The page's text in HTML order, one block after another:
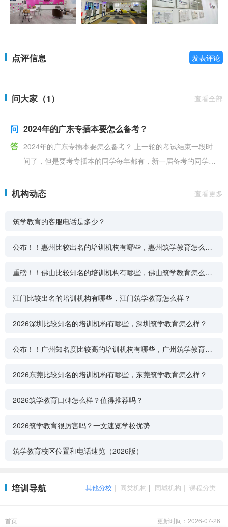
点评信息 发表评论
问大家（1） 查看全部
问 2024年的广东专插本要怎么备考？
答 2024年的广东专插本要怎么备考？ 上一轮的考试结束一段时
间了，但是要考专插本的同学每年都有，新一届备考的同学们
机构动态 查看更多
筑学教育的客服电话是多少？
公布！！惠州比较出名的培训机构有哪些，惠州筑学教育怎么
重磅！！佛山比较知名的培训机构有哪些，佛山筑学教育怎么
江门比较出名的培训机构有哪些，江门筑学教育怎么样？
2026深圳比较知名的培训机构有哪些，深圳筑学教育怎么样？
公布！！广州知名度比较高的培训机构有哪些，广州筑学教育怎
2026东莞比较知名的培训机构有哪些，东莞筑学教育怎么样？
2026筑学教育口碑怎么样？值得推荐吗？
2026筑学教育很厉害吗？一文速览学校优势
筑学教育校区位置和电话速览（2026版）
其他分校 | 同类机构 | 同城机构 | 课程分类
培训导航
首页 更新时间：2026-07-26